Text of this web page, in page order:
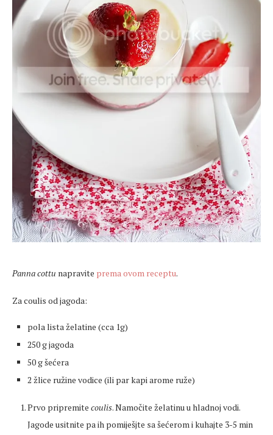
Panna cottu napravite prema ovom receptu.
Za coulis od jagoda:
pola lista želatine (cca 1g)
250 g jagoda
50 g šećera
2 žlice ružine vodice (ili par kapi arome ruže)
Prvo pripremite coulis. Namočite želatinu u hladnoj vodi.
Jagode usitnite pa ih pomiješjte sa šećerom i kuhajte 3-5 min